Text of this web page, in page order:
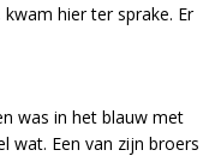
hier ter sprake. Er
was in het blauw met
wat. Een van zijn broers